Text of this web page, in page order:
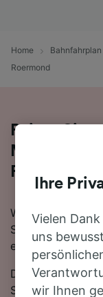
Home Bahnfahrplan
Roermond
Reisen Sie
Minuten
Flughafen
Wenn Sie mehr
Schiphol
erfahren
Die schnellste
Stunde 56
Ihre
Vielen
uns
wir Ihnen